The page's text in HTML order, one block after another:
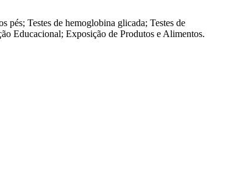
pés; Testes de hemoglobina glicada; Testes de
Educacional; Exposição de Produtos e Alimentos.